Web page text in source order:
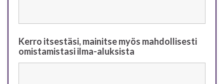
Kerro itsestäsi, mainitse myös mahdollisesti
omistamistasi ilma-aluksista